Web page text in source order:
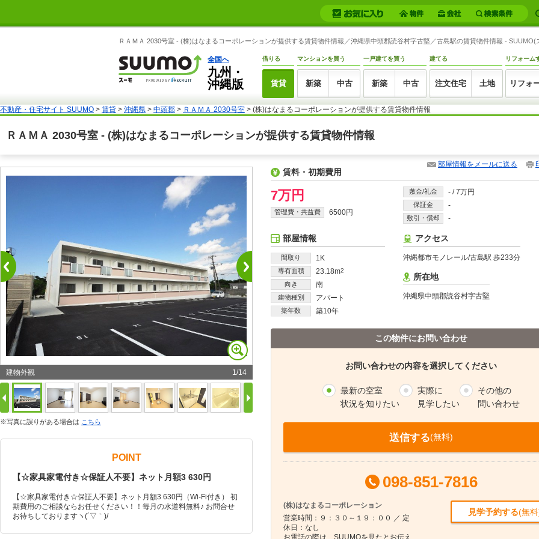
ＲＡＭＡ 2030号室 - (株)はなまるコーポレーションが提供する賃貸物件情報／沖縄県中頭郡読谷村字古堅／古島駅の賃貸物件情報 - SUUMO(
全国へ
九州・
沖縄版
借りる
賃貸
マンションを買う
新築 中古
一戸建てを買う
新築 中古
建てる
注文住宅 土地
リフォーム
リフォ
不動産・住宅サイト SUUMO > 賃貸 > 沖縄県 > 中頭郡 > ＲＡＭＡ 2030号室 > (株)はなまるコーポレーションが提供する賃貸物件情報
ＲＡＭＡ 2030号室 - (株)はなまるコーポレーションが提供する賃貸物件情報
建物外観 1/14
※写真に誤りがある場合は こちら
POINT
【☆家具家電付き☆保証人不要】ネット月額3 630円
【☆家具家電付き☆保証人不要】ネット月額3 630円（Wi-Fi付き） 初
期費用のご相談ならお任せください！！毎月の水道料無料♪ お問合せ
お待ちしておりますヽ(´▽｀)/
部屋情報をメールに送る
賃料・初期費用
7万円
管理費・共益費 6500円
敷金/礼金 - /7万円
保証金 -
敷引・償却 -
部屋情報
間取り 1K
専有面積 23.18m2
向き 南
建物種別 アパート
築年数 築10年
アクセス
沖縄都市モノレール/古島駅 歩233分
所在地
沖縄県中頭郡読谷村字古堅
この物件にお問い合わせ
お問い合わせの内容を選択してください
最新の空室
状況を知りたい
実際に
見学したい
その他の
問い合わせ
送信する(無料)
098-851-7816
(株)はなまるコーポレーション
営業時間：９：３０～１９：００ ／ 定
休日：なし
お電話の際は、SUUMOを見たとお伝え
見学予約する(無